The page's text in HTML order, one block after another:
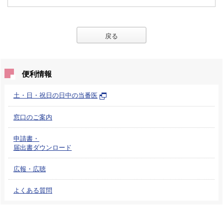
戻る
便利情報
土・日・祝日の日中の当番医
窓口のご案内
申請書・
届出書ダウンロード
広報・広聴
よくある質問